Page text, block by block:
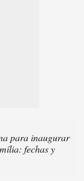
para inaugurar
fechas y